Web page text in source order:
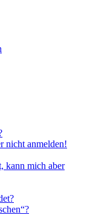
nicht anmelden!
kann mich aber